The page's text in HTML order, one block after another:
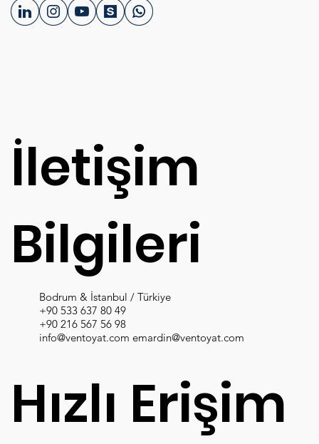
Hızlı Erişim
İletişim
Bilgileri
Bodrum & İstanbul / Türkiye
+90 533 637 80 49
+90 216 567 56 98
info@ventoyat.com emardin@ventoyat.com